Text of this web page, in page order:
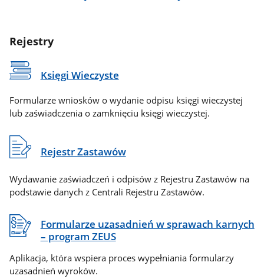
Rejestry
Księgi Wieczyste
Formularze wniosków o wydanie odpisu księgi wieczystej
lub zaświadczenia o zamknięciu księgi wieczystej.
Rejestr Zastawów
Wydawanie zaświadczeń i odpisów z Rejestru Zastawów na
podstawie danych z Centrali Rejestru Zastawów.
Formularze uzasadnień w sprawach karnych
– program ZEUS
Aplikacja, która wspiera proces wypełniania formularzy
uzasadnień wyroków.